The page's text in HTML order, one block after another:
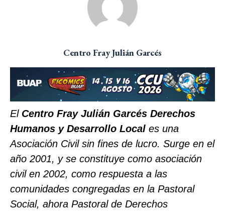
Centro Fray Julián Garcés
El Centro Fray Julián Garcés Derechos
Humanos y Desarrollo Local es una
Asociación Civil sin fines de lucro. Surge en el
año 2001, y se constituye como asociación
civil en 2002, como respuesta a las
comunidades congregadas en la Pastoral
Social, ahora Pastoral de Derechos